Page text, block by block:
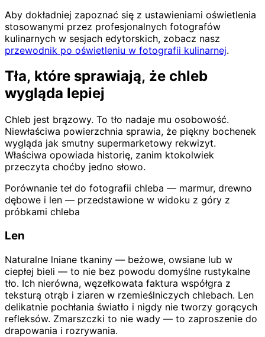
Aby dokładniej zapoznać się z ustawieniami oświetlenia
stosowanymi przez profesjonalnych fotografów
kulinarnych w sesjach edytorskich, zobacz nasz
przewodnik po oświetleniu w fotografii kulinarnej.
Tła, które sprawiają, że chleb
wygląda lepiej
Chleb jest brązowy. To tło nadaje mu osobowość.
Niewłaściwa powierzchnia sprawia, że piękny bochenek
wygląda jak smutny supermarketowy rekwizyt.
Właściwa opowiada historię, zanim ktokolwiek
przeczyta choćby jedno słowo.
Porównanie teł do fotografii chleba — marmur, drewno
dębowe i len — przedstawione w widoku z góry z
próbkami chleba
Len
Naturalne lniane tkaniny — beżowe, owsiane lub w
ciepłej bieli — to nie bez powodu domyślne rustykalne
tło. Ich nierówna, węzełkowata faktura współgra z
teksturą otrąb i ziaren w rzemieślniczych chlebach. Len
delikatnie pochłania światło i nigdy nie tworzy gorących
refleksów. Zmarszczki to nie wady — to zaproszenie do
drapowania i rozrywania.